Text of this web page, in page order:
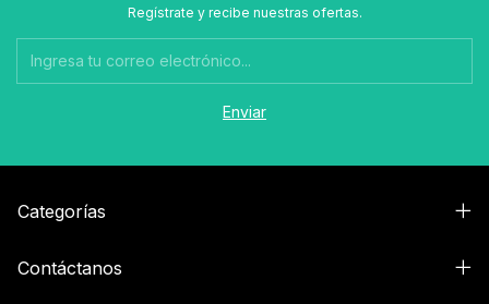
Regístrate y recibe nuestras ofertas.
Categorías
Contáctanos